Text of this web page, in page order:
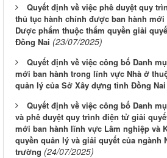
Quyết định về việc phê duyệt quy
thủ tục hành chính được ban hành
Dược phẩm thuộc thẩm quyền giải
Đồng Nai (23/07/2025)
Quyết định về việc công bố Danh
mới ban hành trong lĩnh vực Nhà ở
quản lý của Sở Xây dựng tỉnh Đồng Nai
Quyết định về việc công bố Danh
và phê duyệt quy trình điện tử giải
mới ban hành lĩnh vực Lâm nghiệp và
quyền quản lý và giải quyết của ngành
trường (24/07/2025)